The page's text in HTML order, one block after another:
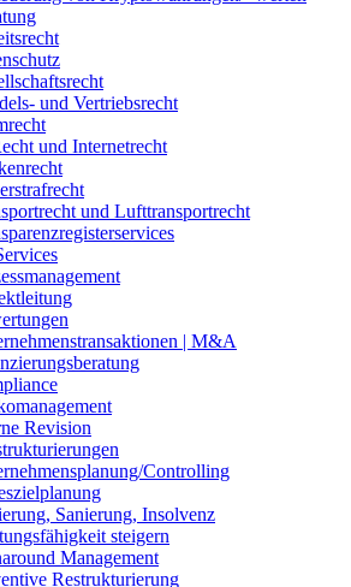
und Vertriebsrecht
und Internetrecht
und Lufttransportrecht
| M&A
Revision
Controlling
Sanierung, Insolvenz
steigern
Management
Restrukturierung